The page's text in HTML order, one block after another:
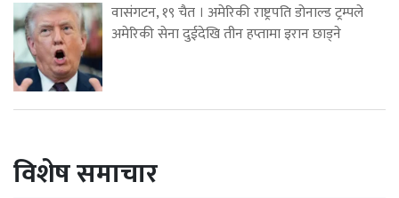
वासंगटन, १९ चैत । अमेरिकी राष्ट्रपति डोनाल्ड ट्रम्पले
अमेरिकी सेना दुईदेखि तीन हप्तामा इरान छाड्ने
विशेष समाचार